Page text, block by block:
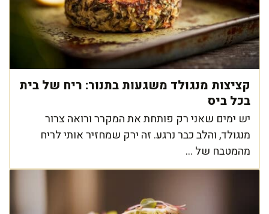
קציצות מנגולד משגעות בתנור: ריח של בית
בכל ביס
יש ימים שאני רק פותחת את המקרר ורואה צרור
מנגולד, והלב כבר נרגע. זה ירק שמחזיר אותי לריח
מהמטבח של ...